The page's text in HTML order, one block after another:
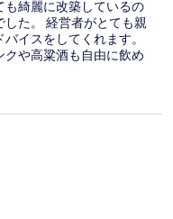
も綺麗に改築しているの
た。 経営者がとても親
イスをしてくれます。
や高粱酒も自由に飲め
どのお店がないのが少
ですよ！